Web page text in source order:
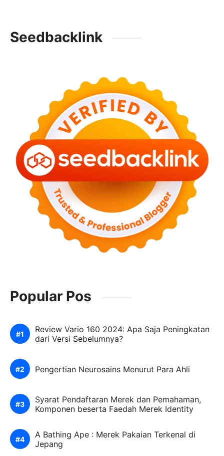
Seedbacklink
Popular Pos
Review Vario 160 2024: Apa Saja Peningkatan
dari Versi Sebelumnya?
Pengertian Neurosains Menurut Para Ahli
Syarat Pendaftaran Merek dan Pemahaman,
Komponen beserta Faedah Merek Identity
A Bathing Ape : Merek Pakaian Terkenal di
Jepang